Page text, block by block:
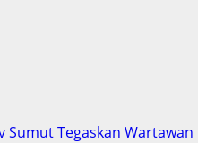
Sumut Tegaskan